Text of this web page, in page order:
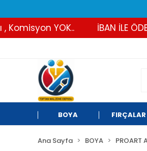
YOK.. İBAN İLE
BOYA FIRÇALAR
Ana Sayfa BOYA PROART